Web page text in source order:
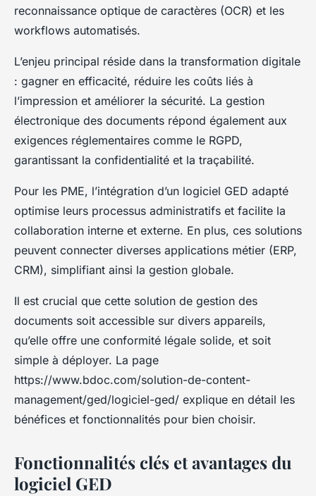
reconnaissance optique de caractères (OCR) et les
workflows automatisés.
L’enjeu principal réside dans la transformation digitale
: gagner en efficacité, réduire les coûts liés à
l’impression et améliorer la sécurité. La gestion
électronique des documents répond également aux
exigences réglementaires comme le RGPD,
garantissant la confidentialité et la traçabilité.
Pour les PME, l’intégration d’un logiciel GED adapté
optimise leurs processus administratifs et facilite la
collaboration interne et externe. En plus, ces solutions
peuvent connecter diverses applications métier (ERP,
CRM), simplifiant ainsi la gestion globale.
Il est crucial que cette solution de gestion des
documents soit accessible sur divers appareils,
qu’elle offre une conformité légale solide, et soit
simple à déployer. La page
https://www.bdoc.com/solution-de-content-
management/ged/logiciel-ged/ explique en détail les
bénéfices et fonctionnalités pour bien choisir.
Fonctionnalités clés et avantages du
logiciel GED